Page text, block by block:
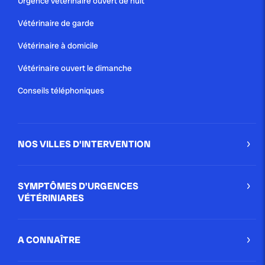
Une chose est sûre, les services d’urgences
Blog
Vétérinaire de garde
Vétérinaire à domicile
Vétérinaire ouvert le dimanche
Conseils téléphoniques
NOS VILLES D'INTERVENTION
SYMPTÔMES D'URGENCES
VÉTÉRINIARES
A CONNAÎTRE